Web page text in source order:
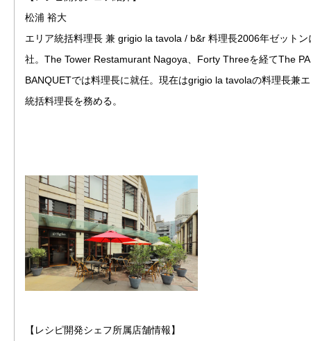
松浦 裕大
エリア統括料理長 兼 grigio la tavola / b&r 料理長2006年ゼットン
社。The Tower Restamurant Nagoya、Forty Threeを経てThe
BANQUETでは料理長に就任。現在はgrigio la tavolaの料理長兼
統括料理長を務める。
【レシピ開発シェフ所属店舗情報】